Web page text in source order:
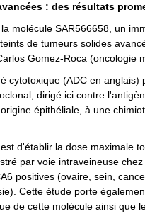
: des résultats
molécule SAR566658, un
de tumeurs solides
Gomez-Roca (oncologie
cytotoxique (ADC en
dirigé ici contre
épithéliale, à une
d'établir la dose maximale
par voie intraveineuse
positives (ovaire, sein,
Cette étude porte
de cette molécule ainsi que